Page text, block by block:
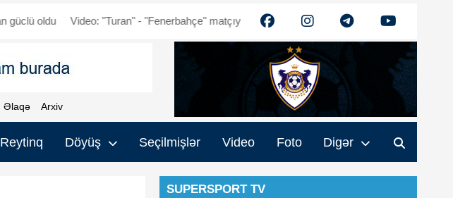
Video: "Turan" - "Fenerbahçe" matçıyla bağlı razılığa gəldik" - Ehtiram Quliyev “Qarabağ”
Əlaqə Arxiv
Reytinq Döyüş Seçilmişlər Video Foto Digər
SUPERSPORT TV